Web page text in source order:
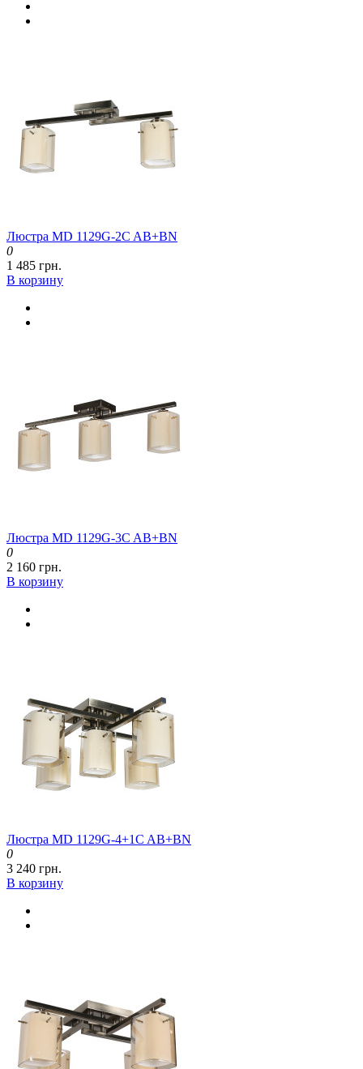
Люстра MD 1129G-2C AB+BN
0
1 485 грн.
В корзину
Люстра MD 1129G-3C AB+BN
0
2 160 грн.
В корзину
Люстра MD 1129G-4+1C AB+BN
0
3 240 грн.
В корзину